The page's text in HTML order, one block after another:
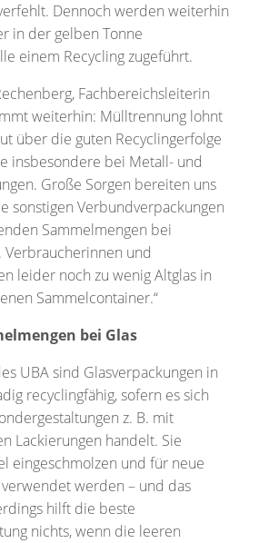
Dennoch werden weiterhin
in der gelben Tonne
einem Recycling zugeführt.
Fachbereichsleiterin
weiterhin: Mülltrennung lohnt
über die guten Recyclingerfolge
insbesondere bei Metall- und
Große Sorgen bereiten uns
sonstigen Verbundverpackungen
Sammelmengen bei
Verbraucherinnen und
leider noch zu wenig Altglas in
Sammelcontainer.“
bei Glas
UBA sind Glasverpackungen in
recyclingfähig, sofern es sich
z. B. mit
Lackierungen handelt. Sie
eingeschmolzen und für neue
werden – und das
hilft die beste
nichts, wenn die leeren